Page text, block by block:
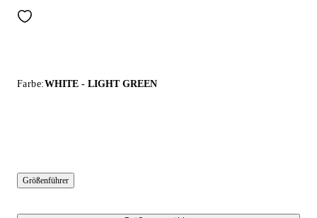
Farbe:WHITE - LIGHT GREEN
Größenführer